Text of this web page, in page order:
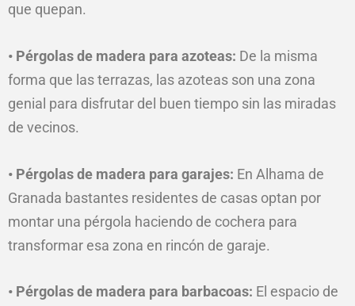
que quepan.
• Pérgolas de madera para azoteas: De la misma
forma que las terrazas, las azoteas son una zona
genial para disfrutar del buen tiempo sin las miradas
de vecinos.
• Pérgolas de madera para garajes: En Alhama de
Granada bastantes residentes de casas optan por
montar una pérgola haciendo de cochera para
transformar esa zona en rincón de garaje.
• Pérgolas de madera para barbacoas: El espacio de